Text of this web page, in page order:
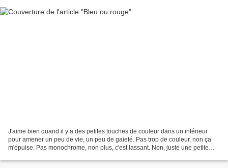
J'aime bien quand il y a des petites touches de couleur dans un intérieur
pour amener un peu de vie, un peu de gaieté. Pas trop de couleur, non ça
m'épuise. Pas monochrome, non plus, c'est lassant. Non, juste une petite